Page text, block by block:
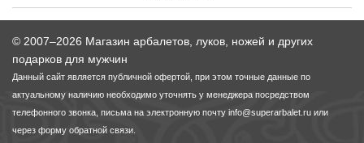
© 2007–2026 Магазин арбалетов, луков, ножей и других
подарков для мужчин
Данный сайт является публичной офертой, при этом точные данные по
актуальному наличию необходимо уточнять у менеджера посредством
телефонного звонка, письма на электронную почту info@superarbalet.ru или
через форму обратной связи.